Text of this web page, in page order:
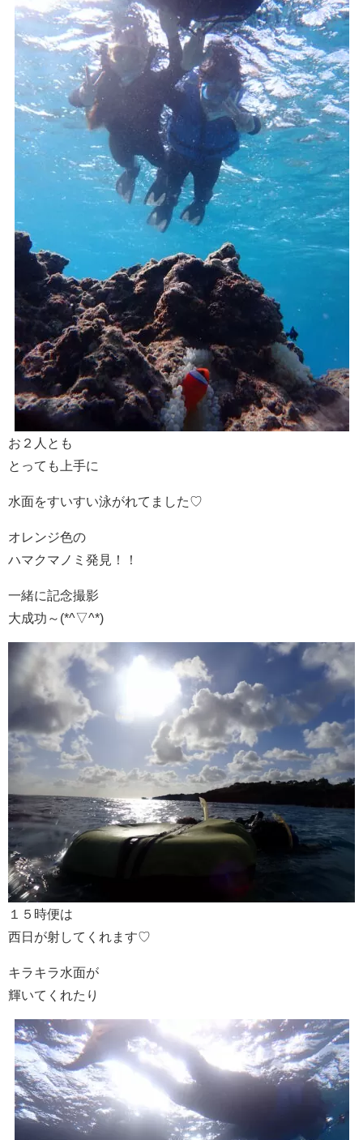
お２人とも
とっても上手に
水面をすいすい泳がれてました♡
オレンジ色の
ハマクマノミ発見！！
一緒に記念撮影
大成功～(*^▽^*)
１５時便は
西日が射してくれます♡
キラキラ水面が
輝いてくれたり